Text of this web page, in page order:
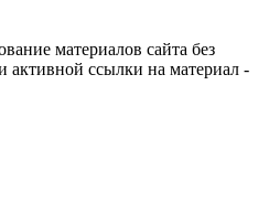
материалов сайта без
активной ссылки на материал -